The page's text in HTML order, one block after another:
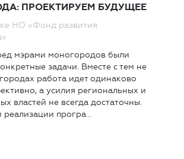
ПРОЕКТИРУЕМ БУДУЩЕЕ
НО «Фонд развития
мэрами моногородов были
задачи. Вместе с тем не
работа идет одинаково
а усилия региональных и
властей не всегда достаточны.
реализации програ...